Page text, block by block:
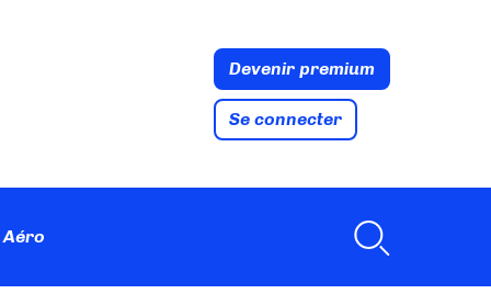
Devenir premium
Se connecter